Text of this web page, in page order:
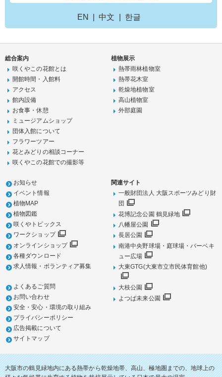
EN 中文 한글
総合案内
咲くやこの花館とは
開館時間・入館料
アクセス
館内設備
お食事・休憩
ミュージアムショップ
団体入館について
フラワーツアー
花とみどりの相談コーナー
咲くやこの花館での撮影等
植物展示
熱帯雨林植物室
熱帯花木室
乾燥地植物室
高山植物室
外部庭園
お知らせ
イベント情報
植物MAP
植物図鑑
咲くやトピックス
ワークショップ
オンラインショップ
各種ダウンロード
求人情報・ボランティア募集
よくあるご質問
お問い合わせ
安全・安心・環境の取り組み
プライバシーポリシー
広告掲載について
サイトマップ
関連サイト
一般財団法人 大阪スポーツみどり財
団
花博記念公園 鶴見緑地
八幡屋公園
長居公園
南港中央野球場・庭球場・バーベキ
ュー広場
大東GTG(大東市立市民体育館他)
大枝公園
よつば未来公園
大阪市の鶴見緑地内にある熱帯から乾燥地帯、高山、極地圏までの、地球上の